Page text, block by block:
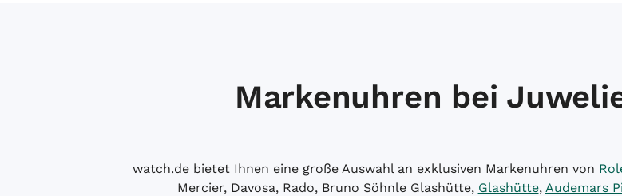
Markenuhren bei
watch.de bietet Ihnen eine große Auswahl an exklusiven Markenuhren von
Mercier, Davosa, Rado, Bruno Söhnle Glashütte, Glashütte, Audemars